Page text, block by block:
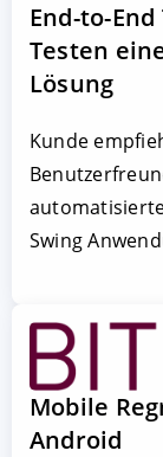
End-to-
Testen
Lösung
Kunde
Swing
Mobile
Android